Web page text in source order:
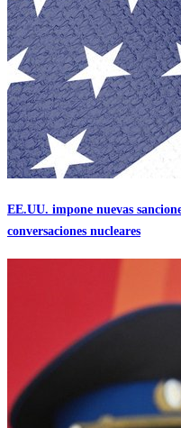
EE.UU. impone nuevas
conversaciones nucleares